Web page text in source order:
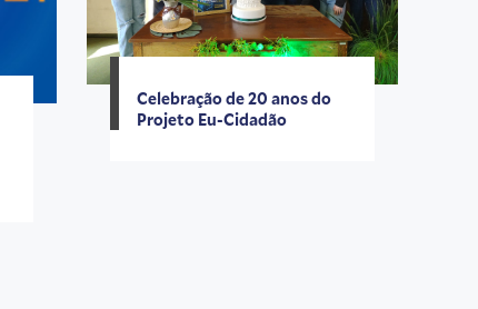
Celebração de 20 anos do
Projeto Eu-Cidadão